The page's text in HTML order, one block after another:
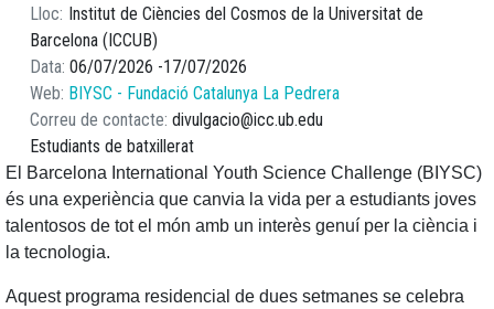
Lloc
Institut de Ciències del Cosmos de la Universitat de
Barcelona (ICCUB)
Data 06/07/2026 17/07/2026
Web BIYSC - Fundació Catalunya La Pedrera
Correu de contacte divulgacio@icc.ub.edu
Estudiants de batxillerat
El Barcelona International Youth Science Challenge (BIYSC)
és una experiència que canvia la vida per a estudiants joves
talentosos de tot el món amb un interès genuí per la ciència i
la tecnologia.
Aquest programa residencial de dues setmanes se celebra